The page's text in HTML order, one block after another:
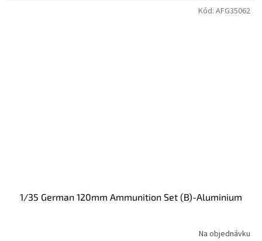
1/35 German 120mm Ammunition Set (B)-Aluminium
Na objednávku
Kód: AFG35062